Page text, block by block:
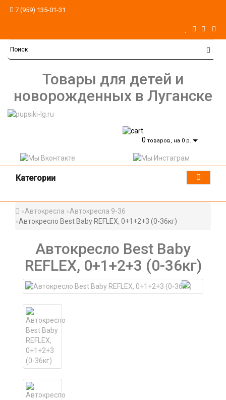
7 (959) 135-01-31
Товары для детей и
новорожденных в Луганске
0 товаров, на 0 р.
Категории
Автокресла
Автокресла 9-36
Автокресло Best Baby REFLEX, 0+1+2+3 (0-36кг)
Автокресло Best Baby
REFLEX, 0+1+2+3 (0-36кг)